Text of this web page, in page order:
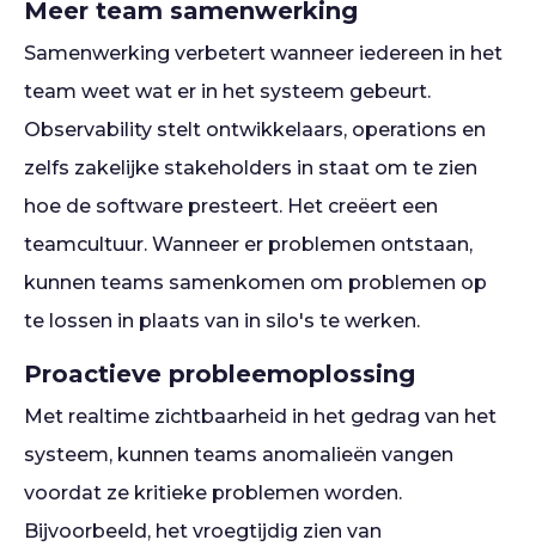
Meer team samenwerking
Samenwerking verbetert wanneer iedereen in het
team weet wat er in het systeem gebeurt.
Observability stelt ontwikkelaars, operations en
zelfs zakelijke stakeholders in staat om te zien
hoe de software presteert. Het creëert een
teamcultuur. Wanneer er problemen ontstaan,
kunnen teams samenkomen om problemen op
te lossen in plaats van in silo's te werken.
Proactieve probleemoplossing
Met realtime zichtbaarheid in het gedrag van het
systeem, kunnen teams anomalieën vangen
voordat ze kritieke problemen worden.
Bijvoorbeeld, het vroegtijdig zien van